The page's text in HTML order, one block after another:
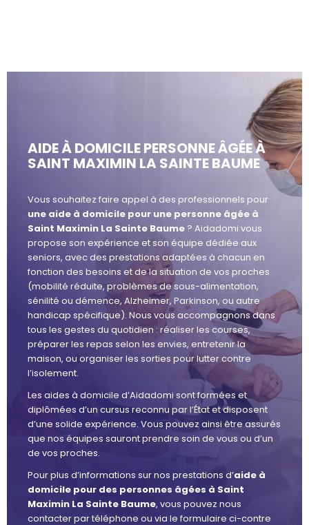
AIDE À DOMICILE PERSONNE ÂGÉE À
SAINT MAXIMIN LA SAINTE BAUME
Vous souhaitez faire appel à des professionnels pour
une aide à domicile pour une personne âgée à
Saint Maximin La Sainte Baume ? Aidadomi vous
propose son expérience et son équipe dédiée aux
seniors, avec des prestations adaptées à chacun en
fonction des besoins et de la situation de vos proches
(mobilité réduite, problèmes de sous-alimentation,
sénilité ou démence, Alzheimer, Parkinson, ou autre
handicap spécifique). Nous vous accompagnons dans
tous les gestes du quotidien : réaliser les courses,
préparer les repas selon les envies, entretenir la
maison, ou organiser les sorties pour lutter contre
l’isolement.
Les aides à domicile d’Aidadomi sont formées et
diplômées d’un cursus reconnu par l’État et disposent
d’une solide expérience. Vous pouvez ainsi être assurés
que nos équipes sauront prendre soin de vous ou d’un
de vos proches.
Pour plus d’informations sur nos prestations d’aide à
domicile pour des personnes âgées à Saint
Maximin La Sainte Baume, vous pouvez nous
contacter par téléphone ou via le formulaire ci-contre